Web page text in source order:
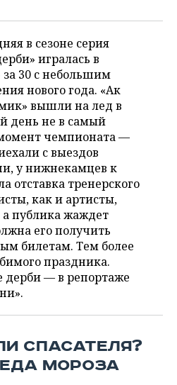
в сезоне серия
игралась в
за 30 с небольшим
нового года. «Ак
вышли на лед в
день не в самый
чемпионата —
с выездов
у нижнекамцев к
отставка тренерского
как и артисты,
публика жаждет
его получить
билетам. Тем более
праздника.
дерби — в репортаже
СПАСАТЕЛЯ?
МОРОЗА